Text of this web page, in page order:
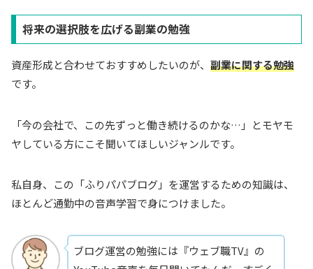
将来の選択肢を広げる副業の勉強
資産形成と合わせておすすめしたいのが、 副業に関する勉強
です。
「今の会社で、この先ずっと働き続けるのかな…」とモヤモ
ヤしている方にこそ聞いてほしいジャンルです。
私自身、この「ふりパパブログ」を運営するための知識は、
ほとんど通勤中の音声学習で身につけました。
ブログ運営の勉強には『ウェブ職TV』の